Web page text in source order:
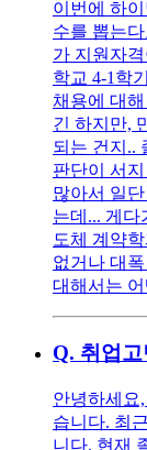
이번에 하
수를 뽑는
가 지원자
학교 4-1학
채용에 대
긴 하지만,
되는 건지..
판단이 서
많아서 일
는데... 게다
도체 계약
없거나 대
대해서는
Q. 취업고
안녕하세요
습니다. 최
니다. 현재